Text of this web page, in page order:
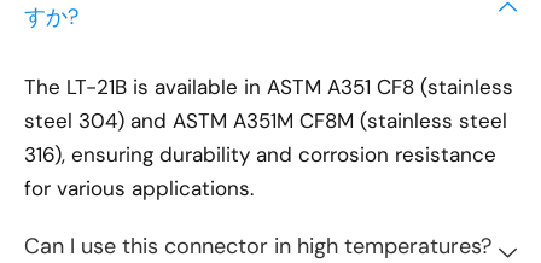
すか?
The LT-21B is available in ASTM A351 CF8 (stainless
steel 304) and ASTM A351M CF8M (stainless steel
316), ensuring durability and corrosion resistance
for various applications.
Can I use this connector in high temperatures?